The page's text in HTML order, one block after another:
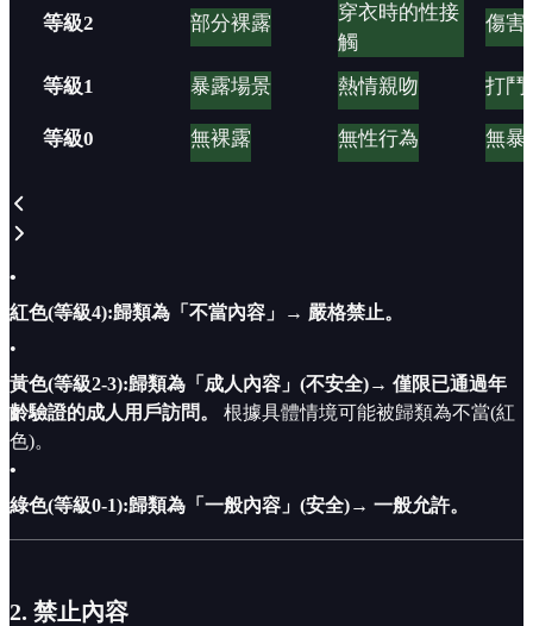
等級2 部分裸露
穿衣時的性接
觸
傷害
等級1 暴露場景 熱情親吻 打鬥
等級0 無裸露 無性行為 無暴
•
紅色(等級4):歸類為「不當內容」→ 嚴格禁止。
•
黃色(等級2-3):歸類為「成人內容」(不安全)→ 僅限已通過年
齡驗證的成人用戶訪問。
根據具體情境可能被歸類為不當(紅
色)。
•
綠色(等級0-1):歸類為「一般內容」(安全)→ 一般允許。
2. 禁止內容